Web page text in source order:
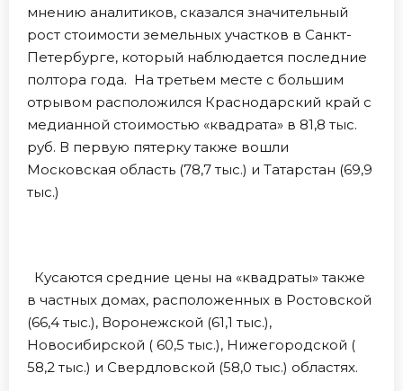
мнению аналитиков, сказался значительный
рост стоимости земельных участков в Санкт-
Петербурге, который наблюдается последние
полтора года. На третьем месте с большим
отрывом расположился Краснодарский край с
медианной стоимостью «квадрата» в 81,8 тыс.
руб. В первую пятерку также вошли
Московская область (78,7 тыс.) и Татарстан (69,9
тыс.)
Кусаются средние цены на «квадраты» также
в частных домах, расположенных в Ростовской
(66,4 тыс.), Воронежской (61,1 тыс.),
Новосибирской ( 60,5 тыс.), Нижегородской (
58,2 тыс.) и Свердловской (58,0 тыс.) областях.